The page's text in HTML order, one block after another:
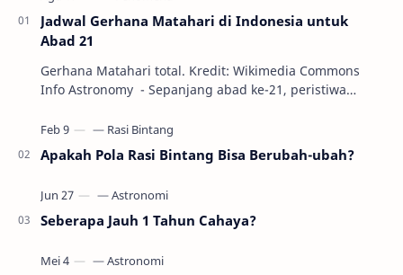
Jadwal Gerhana Matahari di Indonesia untuk
Abad 21
Gerhana Matahari total. Kredit: Wikimedia Commons
Info Astronomy - Sepanjang abad ke-21, peristiwa
Apakah Pola Rasi Bintang Bisa Berubah-ubah?
Seberapa Jauh 1 Tahun Cahaya?